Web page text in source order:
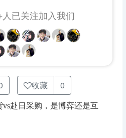
人已关注加入我们
收藏 0
赴日采购，是博弈还是互